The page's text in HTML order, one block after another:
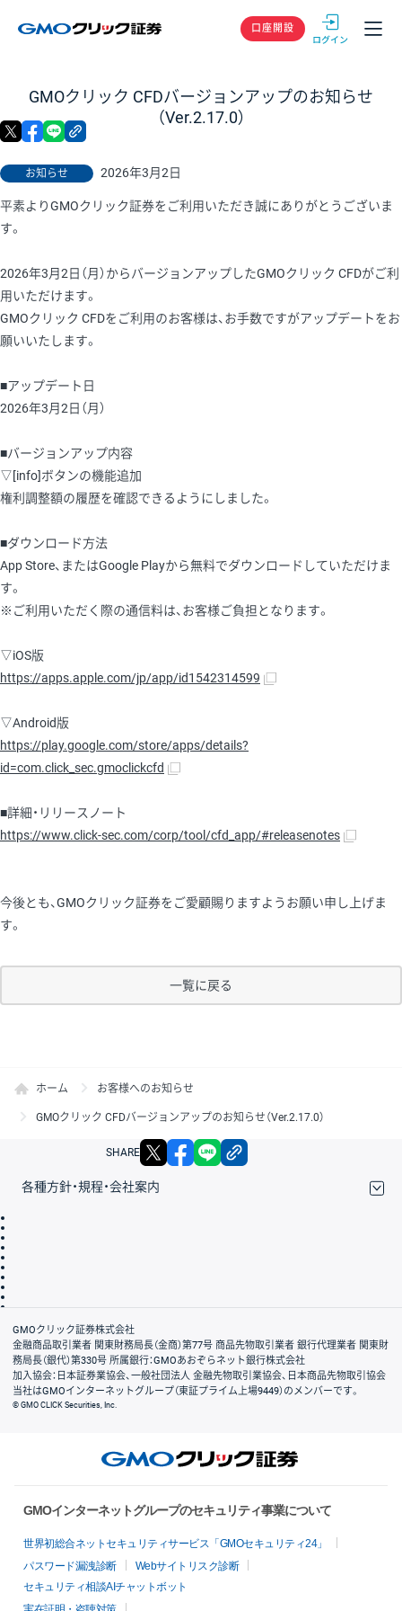
GMOクリック
口座開設
GMOクリック CFDバージョンアップのお知らせ
（Ver.2.17.0）
お知らせ 2026年3月2日
X facebook
平素よりGMOクリック証券をご利用いただき誠にありがとうございま
す。
2026年3月2日（月）からバージョンアップしたGMOクリック CFDがご利
用いただけます。
GMOクリック CFDをご利用のお客様は、お手数ですがアップデートをお
願いいたします。
■アップデート日
2026年3月2日（月）
■バージョンアップ内容
▽[info]ボタンの機能追加
権利調整額の履歴を確認できるようにしました。
■ダウンロード方法
App Store、またはGoogle Playから無料でダウンロードしていただけま
す。
※ご利用いただく際の通信料は、お客様ご負担となります。
▽iOS版
https://apps.apple.com/jp/app/id1542314599
▽Android版
https://play.google.com/store/apps/details?
id=com.click_sec.gmoclickcfd
■詳細・リリースノート
https://www.click-sec.com/corp/tool/cfd_app/#releasenotes
今後とも、GMOクリック証券をご愛顧賜りますようお願い申し上げま
す。
一覧に戻る
ホーム お客様へのお知らせ
GMOクリック CFDバージョンアップのお知らせ（Ver.2.17.0）
SHARE X facebook
各種方針・規程・会社案内
会社案内
GMOクリック証券株式会社
金融商品取引業者 関東財務局長（金商）第77号 商品先物取引業者 銀行代理業者 関東財
務局長（銀代）第330号 所属銀行：GMOあおぞらネット銀行株式会社
加入協会：日本証券業協会、一般社団法人 金融先物取引業協会、日本商品先物取引協会
当社はGMOインターネットグループ（東証プライム上場9449）のメンバーです。
© GMO CLICK Securities, Inc.
GMOインターネットグループのセキュリティ事業について
世界初総合ネットセキュリティサービス「GMOセキュリティ24」
パスワード漏洩診断
Webサイトリスク診断
セキュリティ相談AIチャットボット